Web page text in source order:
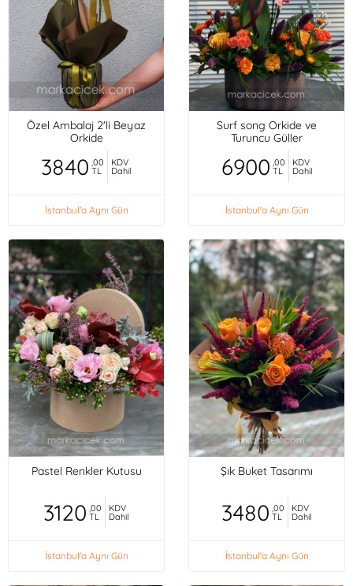
Özel Ambalaj 2'li Beyaz
Orkide
3840 ,00
TL
KDV
Dahil
İstanbul'a Aynı Gün
Surf song Orkide ve
Turuncu Güller
6900 ,00
TL
KDV
Dahil
İstanbul'a Aynı Gün
Pastel Renkler Kutusu
3120 ,00
TL
KDV
Dahil
İstanbul'a Aynı Gün
Şık Buket Tasarımı
3480 ,00
TL
KDV
Dahil
İstanbul'a Aynı Gün